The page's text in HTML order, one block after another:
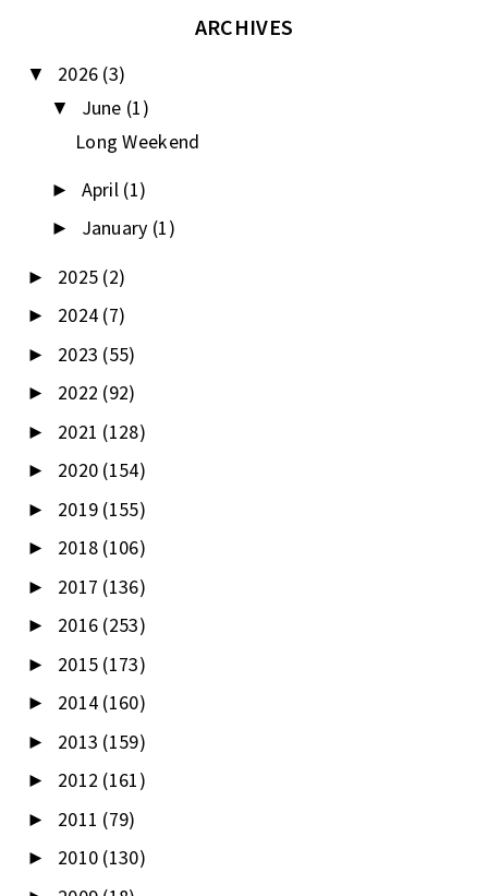
ARCHIVES
▼ 2026 (3)
▼ June (1)
Long Weekend
► April (1)
► January (1)
► 2025 (2)
► 2024 (7)
► 2023 (55)
► 2022 (92)
► 2021 (128)
► 2020 (154)
► 2019 (155)
► 2018 (106)
► 2017 (136)
► 2016 (253)
► 2015 (173)
► 2014 (160)
► 2013 (159)
► 2012 (161)
► 2011 (79)
► 2010 (130)